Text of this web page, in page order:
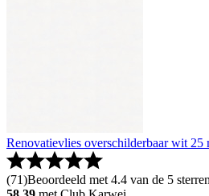
Renovatievlies overschilderbaar wit 25
(71)Beoordeeld met 4.4 van de 5